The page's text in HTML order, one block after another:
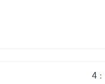
4: